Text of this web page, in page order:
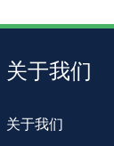
关于我们
关于我们